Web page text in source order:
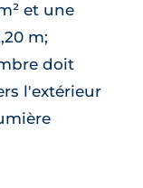
et une
m;
doit
l'extérieur